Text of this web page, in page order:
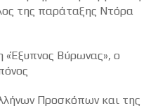
της παράταξης Ντόρα
«Έξυπνος Βύρωνας», ο
Προσκόπων και της